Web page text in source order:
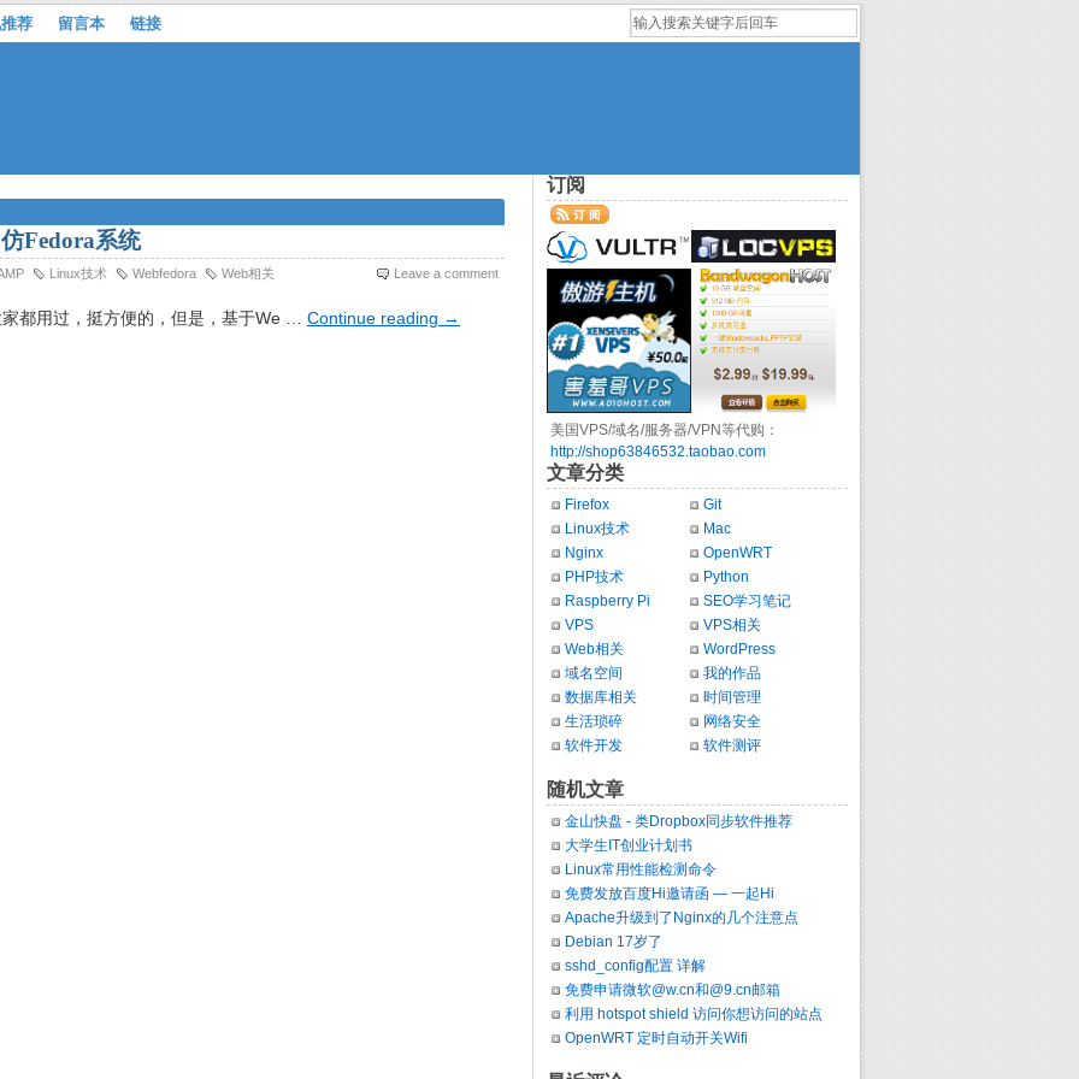
荐 留言本 链接
Fedora系统
Linux技术 Webfedora Web相关 Leave a comment
都用过，挺方便的，但是，基于We … Continue reading →
订阅
美国VPS/域名/服务器/VPN等代购：
http://shop63846532.taobao.com
文章分类
Firefox
Git
Linux技术
Mac
Nginx
OpenWRT
PHP技术
Python
Raspberry Pi
SEO学习笔记
VPS
VPS相关
Web相关
WordPress
域名空间
我的作品
数据库相关
时间管理
生活琐碎
网络安全
软件开发
软件测评
随机文章
金山快盘 - 类Dropbox同步软件推荐
大学生IT创业计划书
Linux常用性能检测命令
免费发放百度Hi邀请函 — 一起Hi
Apache升级到了Nginx的几个注意点
Debian 17岁了
sshd_config配置 详解
免费申请微软@w.cn和@9.cn邮箱
利用 hotspot shield 访问你想访问的站点
OpenWRT 定时自动开关Wifi